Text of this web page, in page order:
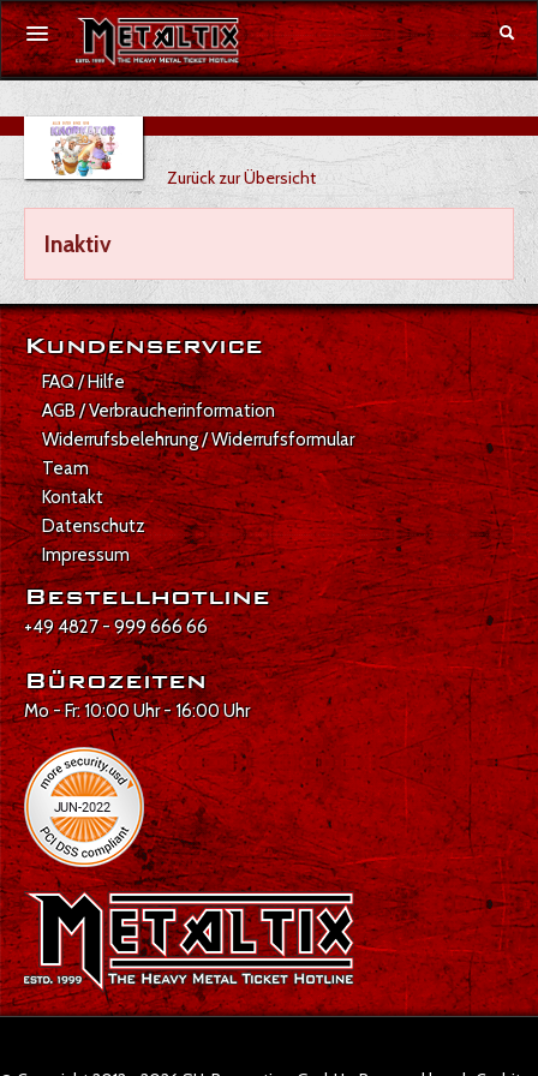
Konzerte
Festivals
Gutschein
Merchandise
DE|EN
Anmelden
Zurück zur Übersicht
Inaktiv
Kundenservice
FAQ / Hilfe
AGB / Verbraucherinformation
Widerrufsbelehrung / Widerrufsformular
Team
Kontakt
Datenschutz
Impressum
Bestellhotline
+49 4827 - 999 666 66
Bürozeiten
Mo - Fr: 10:00 Uhr - 16:00 Uhr